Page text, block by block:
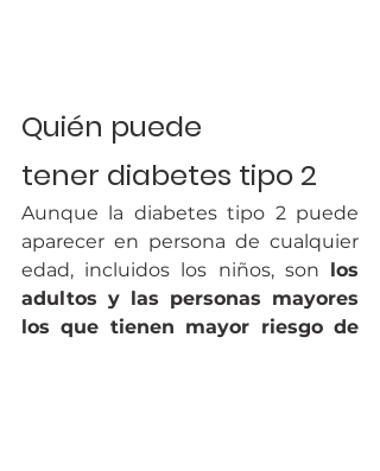
Quién puede
tener diabetes tipo 2
Aunque la diabetes tipo 2 puede
aparecer en persona de cualquier
edad, incluidos los niños, son los
adultos y las personas mayores
los que tienen mayor riesgo de